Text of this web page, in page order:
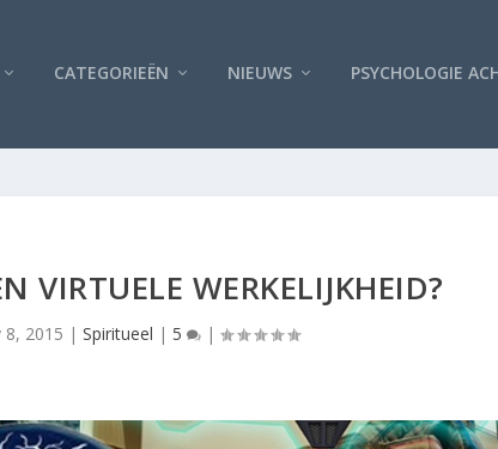
CATEGORIEËN NIEUWS PSYCHOLOGIE
VIRTUELE WERKELIJKHEID?
8, 2015 | Spiritueel | 5 |